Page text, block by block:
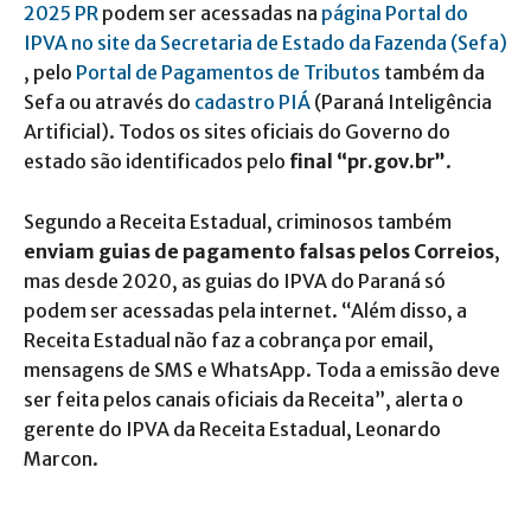
2025 PR podem ser acessadas na página Portal do
IPVA no site da Secretaria de Estado da Fazenda (Sefa)
, pelo Portal de Pagamentos de Tributos também da
Sefa ou através do cadastro PIÁ (Paraná Inteligência
Artificial). Todos os sites oficiais do Governo do
estado são identificados pelo final “pr.gov.br”.
Segundo a Receita Estadual, criminosos também
enviam guias de pagamento falsas pelos Correios,
mas desde 2020, as guias do IPVA do Paraná só
podem ser acessadas pela internet. “Além disso, a
Receita Estadual não faz a cobrança por email,
mensagens de SMS e WhatsApp. Toda a emissão deve
ser feita pelos canais oficiais da Receita”, alerta o
gerente do IPVA da Receita Estadual, Leonardo
Marcon.